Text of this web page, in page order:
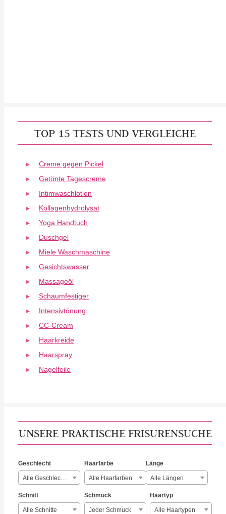
TOP 15 TESTS UND VERGLEICHE
Creme gegen Pickel
Getönte Tagescreme
Intimwaschlotion
Kollagenhydrolysat
Yoga Handtuch
Duschgel
Miele Waschmaschine
Gesichtswasser
Massageöl
Schaumfestiger
Intensivtönung
CC-Cream
Haarkreide
Haarspray
Nagelfeile
UNSERE PRAKTISCHE FRISURENSUCHE
Geschlecht
Alle Geschlechter
Haarfarbe
Alle Haarfarben
Länge
Alle Längen
Schnitt
Alle Schnitte
Schmuck
Jeder Schmuck
Haartyp
Alle Haartypen